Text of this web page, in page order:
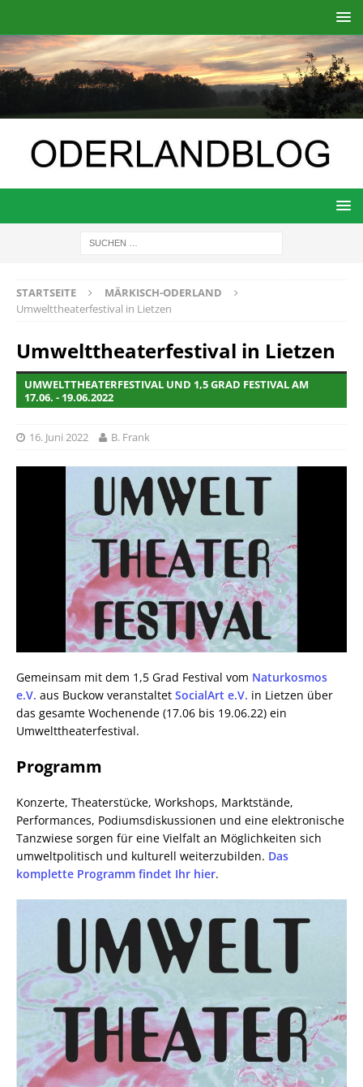
STARTSEITE
MÄRKISCH-ODERLAND
Umwelttheaterfestival in Lietzen
Umwelttheaterfestival in Lietzen
UMWELTTHEATERFESTIVAL UND 1,5 GRAD FESTIVAL AM
17.06. - 19.06.2022
16. Juni 2022 B. Frank
Gemeinsam mit dem 1,5 Grad Festival vom Naturkosmos
e.V. aus Buckow veranstaltet SocialArt e.V. in Lietzen über
das gesamte Wochenende (17.06 bis 19.06.22) ein
Umwelttheaterfestival.
Programm
Konzerte, Theaterstücke, Workshops, Marktstände,
Performances, Podiumsdiskussionen und eine elektronische
Tanzwiese sorgen für eine Vielfalt an Möglichkeiten sich
umweltpolitisch und kulturell weiterzubilden. Das
komplette Programm findet Ihr hier.